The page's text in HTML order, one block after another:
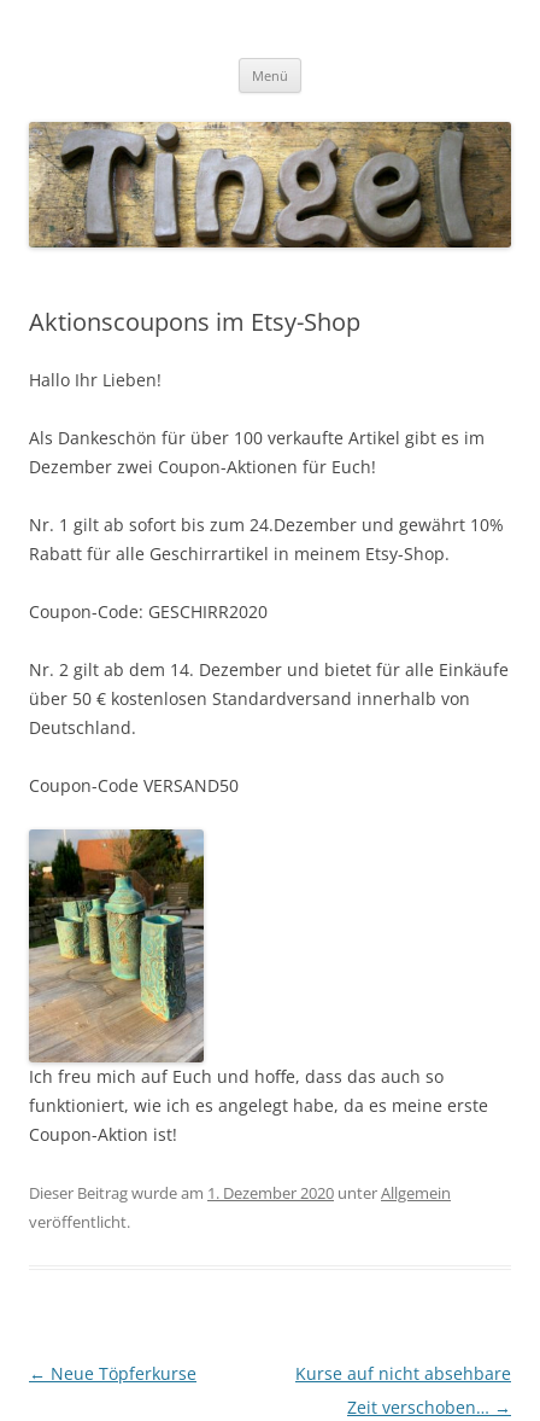
Menü
Aktionscoupons im Etsy-Shop
Hallo Ihr Lieben!
Als Dankeschön für über 100 verkaufte Artikel gibt es im
Dezember zwei Coupon-Aktionen für Euch!
Nr. 1 gilt ab sofort bis zum 24.Dezember und gewährt 10%
Rabatt für alle Geschirrartikel in meinem Etsy-Shop.
Coupon-Code: GESCHIRR2020
Nr. 2 gilt ab dem 14. Dezember und bietet für alle Einkäufe
über 50 € kostenlosen Standardversand innerhalb von
Deutschland.
Coupon-Code VERSAND50
Ich freu mich auf Euch und hoffe, dass das auch so
funktioniert, wie ich es angelegt habe, da es meine erste
Coupon-Aktion ist!
Dieser Beitrag wurde am 1. Dezember 2020 unterAllgemein
veröffentlicht.
Beitragsnavigation
← Neue Töpferkurse
Kurse auf nicht absehbare
Zeit verschoben… →